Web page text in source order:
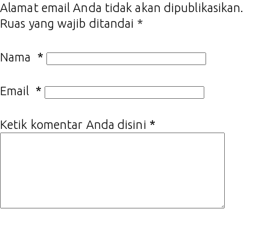
Alamat email Anda tidak akan dipublikasikan.
Ruas yang wajib ditandai *
Nama *
Email *
Ketik komentar Anda disini *